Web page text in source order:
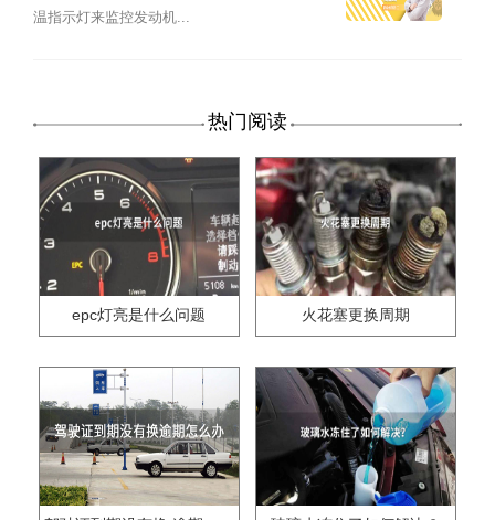
温指示灯来监控发动机...
热门阅读
epc灯亮是什么问题 火花塞更换周期